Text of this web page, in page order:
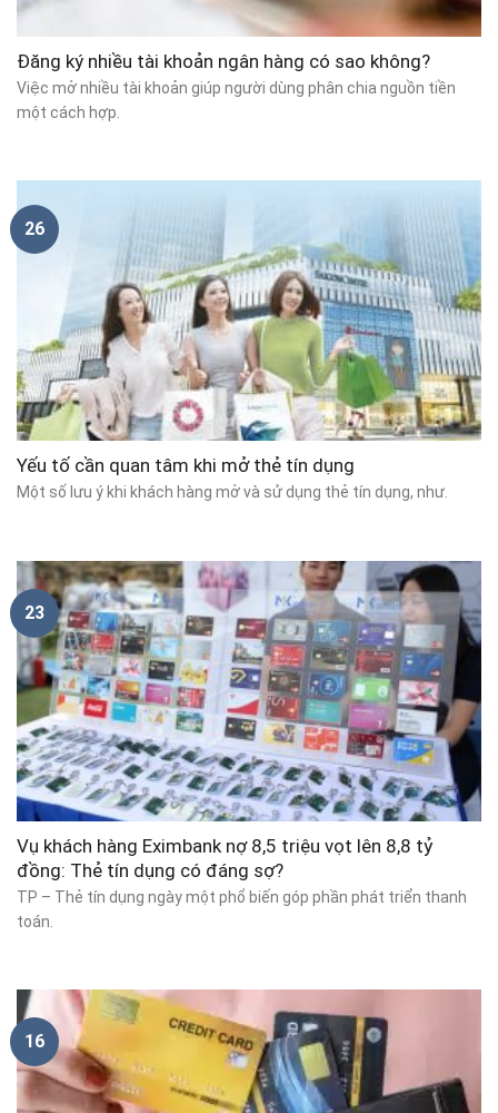
Đăng ký nhiều tài khoản ngân hàng có sao không?
Việc mở nhiều tài khoản giúp người dùng phân chia nguồn tiền
một cách hợp.
Yếu tố cần quan tâm khi mở thẻ tín dụng
Một số lưu ý khi khách hàng mở và sử dụng thẻ tín dụng, như.
26
Vụ khách hàng Eximbank nợ 8,5 triệu vọt lên 8,8 tỷ
đồng: Thẻ tín dụng có đáng sợ?
TP – Thẻ tín dụng ngày một phổ biến góp phần phát triển thanh
toán.
23
16